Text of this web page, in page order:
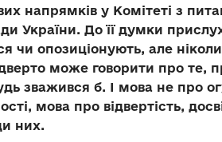
напрямків у Комітеті з
України. До її думки
чи опозиціонують, але
може говорити про те,
зважився б. І мова не про
мова про відвертість,
них.